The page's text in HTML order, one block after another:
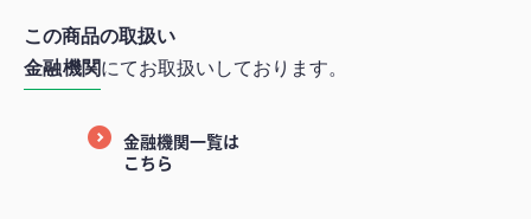
この商品の取扱い
金融機関にてお取扱いしております。
金融機関一覧は
こちら